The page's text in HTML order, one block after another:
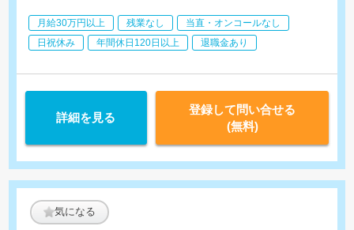
巡回検診車乗務手当 2‚000
円-3‚000円/日 ＜非常勤＞
【時給】2,000円- ※検査士資
・心電図、肺機能、眼底眼圧、視力、聴力
・健診システム入力
※バス内での検査のため、設営・荷物などの運搬作業は不要
業務内容を選択可能
2.エコー検査
月給30万円以上 残業なし
当直・オンコールなし
日祝休み
年間休日120日以上 退職金あり
詳細を見る
登録して問い合せる
(無料)
気になる